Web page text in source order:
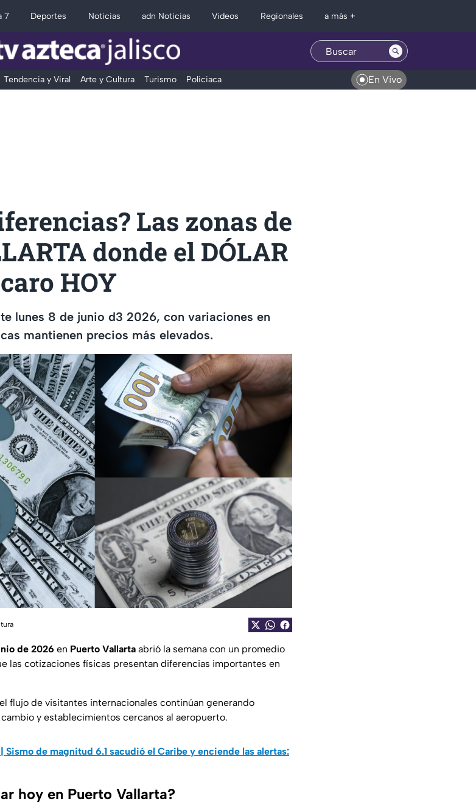
7 Deportes Noticias adn Noticias Videos Regionales a más +
Tendencia y Viral Arte y Cultura Turismo Policiaca En Vivo
Las zonas de
donde el DÓLAR
HOY
lunes 8 de junio d3 2026, con variaciones en
mantienen precios más elevados.
de 2026 en Puerto Vallarta abrió la semana con un promedio
las cotizaciones físicas presentan diferencias importantes en
flujo de visitantes internacionales continúan generando
y establecimientos cercanos al aeropuerto.
Sismo de magnitud 6.1 sacudió el Caribe y enciende las alertas:
hoy en Puerto Vallarta?